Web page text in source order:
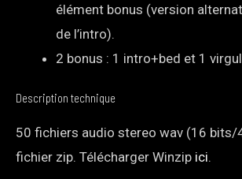
élément bonus (version
de l’intro).
2 bonus : 1 intro+bed et 1
Description technique
50 fichiers audio stereo wav (16 bits/
fichier zip. Télécharger Winzip ici.